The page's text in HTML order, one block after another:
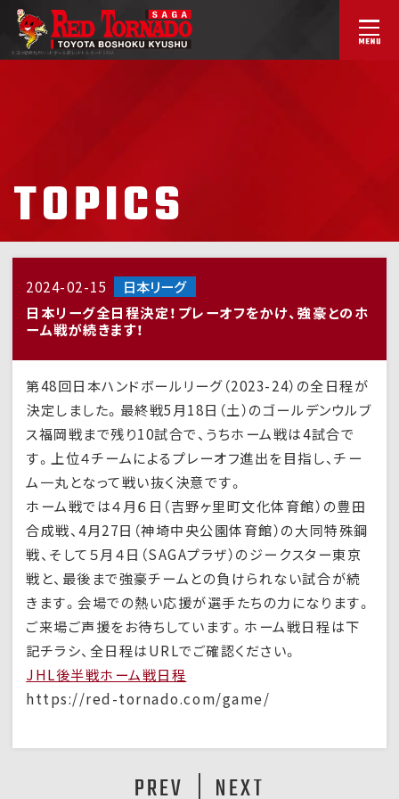
トヨタ紡織九州ハンドボール部レッドトルネードSAGA
TOPICS
2024-02-15
日本リーグ
日本リーグ全日程決定！プレーオフをかけ、強豪とのホ
ーム戦が続きます！
第48回日本ハンドボールリーグ（2023-24）の全日程が
決定しました。最終戦5月18日（土）のゴールデンウルブ
ス福岡戦まで残り10試合で、うちホーム戦は4試合で
す。上位４チームによるプレーオフ進出を目指し、チー
ム一丸となって戦い抜く決意です。
ホーム戦では４月６日（吉野ヶ里町文化体育館）の豊田
合成戦、4月27日（神埼中央公園体育館）の大同特殊鋼
戦、そして５月４日（SAGAプラザ）のジークスター東京
戦と、最後まで強豪チームとの負けられない試合が続
きます。会場での熱い応援が選手たちの力になります。
ご来場ご声援をお待ちしています。ホーム戦日程は下
記チラシ、全日程はURLでご確認ください。
JHL後半戦ホーム戦日程
https://red-tornado.com/game/
PREV NEXT